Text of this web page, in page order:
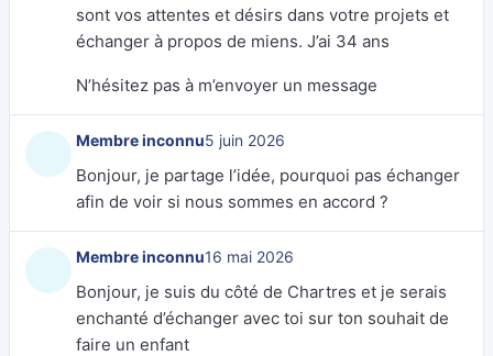
sont vos attentes et désirs dans votre projets et
échanger à propos de miens. J’ai 34 ans
N’hésitez pas à m’envoyer un message
Membre inconnu5 juin 2026
Bonjour, je partage l’idée, pourquoi pas échanger
afin de voir si nous sommes en accord ?
Membre inconnu16 mai 2026
Bonjour, je suis du côté de Chartres et je serais
enchanté d’échanger avec toi sur ton souhait de
faire un enfant